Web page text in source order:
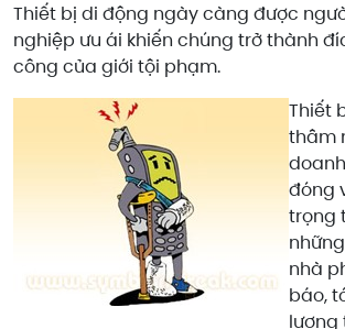
Thiết bị di động ngày càng được
nghiệp ưu ái khiến chúng trở thành
công của giới tội phạm.
Thiết
thâm
đóng
trọng
nhà
báo,
lượng